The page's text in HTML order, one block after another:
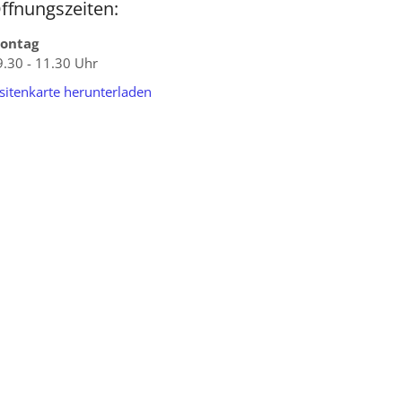
- 11.30 Uhr
herunterladen